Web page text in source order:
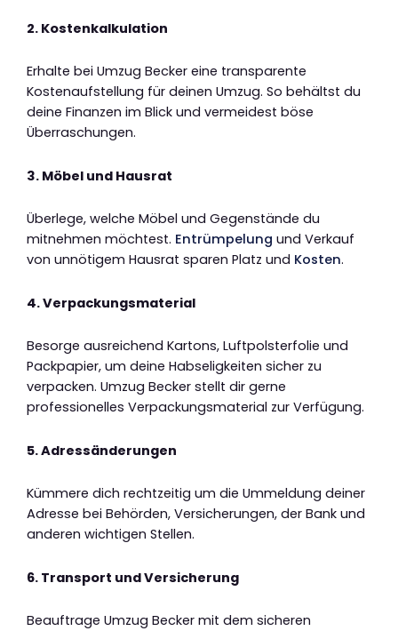
2. Kostenkalkulation
Erhalte bei Umzug Becker eine transparente
Kostenaufstellung für deinen Umzug. So behältst du
deine Finanzen im Blick und vermeidest böse
Überraschungen.
3. Möbel und Hausrat
Überlege, welche Möbel und Gegenstände du
mitnehmen möchtest. Entrümpelung und Verkauf
von unnötigem Hausrat sparen Platz und Kosten.
4. Verpackungsmaterial
Besorge ausreichend Kartons, Luftpolsterfolie und
Packpapier, um deine Habseligkeiten sicher zu
verpacken. Umzug Becker stellt dir gerne
professionelles Verpackungsmaterial zur Verfügung.
5. Adressänderungen
Kümmere dich rechtzeitig um die Ummeldung deiner
Adresse bei Behörden, Versicherungen, der Bank und
anderen wichtigen Stellen.
6. Transport und Versicherung
Beauftrage Umzug Becker mit dem sicheren